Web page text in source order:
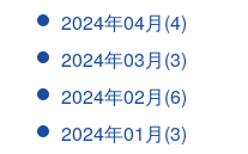
2024年04月(4)
2024年03月(3)
2024年02月(6)
2024年01月(3)